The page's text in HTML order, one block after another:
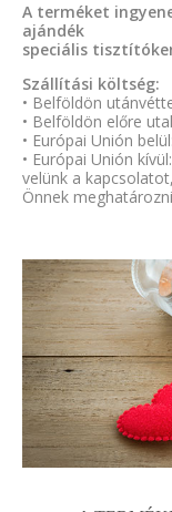
A terméket
ajándék
speciális
Szállítási költség:
• Belföldön
• Belföldön előre
• Európai Unión
• Európai Unión
velünk a
Önnek